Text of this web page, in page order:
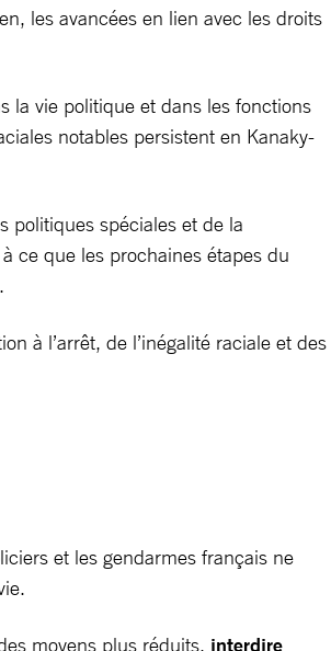
les avancées en lien avec les droits
la vie politique et dans les fonctions
notables persistent en Kanaky-
politiques spéciales et de la
ce que les prochaines étapes du
à l’arrêt, de l’inégalité raciale et des
et les gendarmes français ne
moyens plus réduits, interdire